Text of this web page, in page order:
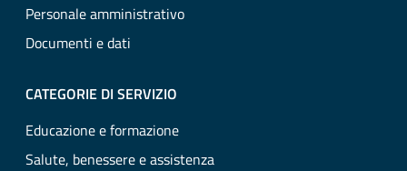
Personale amministrativo
Documenti e dati
CATEGORIE DI SERVIZIO
Educazione e formazione
Salute, benessere e assistenza